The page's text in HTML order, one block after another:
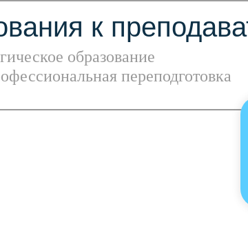
образование
переподготовка
к